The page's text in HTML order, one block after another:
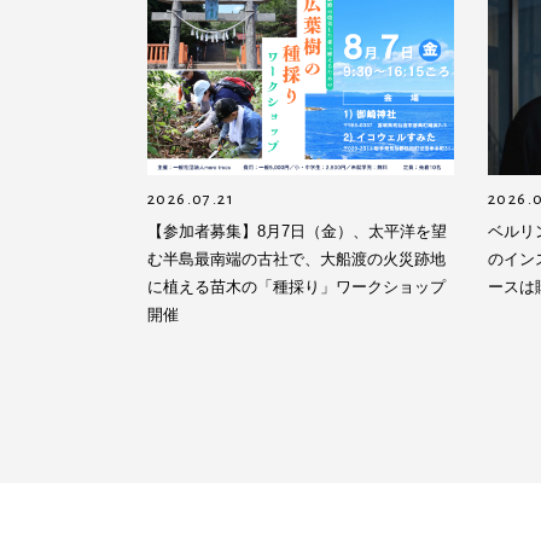
2026.07.21
【参加者募集】8月7日（金）、太平洋を望
む半島最南端の古社で、大船渡の火災跡地
に植える苗木の「種採り」ワークショップ
開催
ベルリ
のイン
ースは